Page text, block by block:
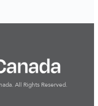
All Rights Reserved.